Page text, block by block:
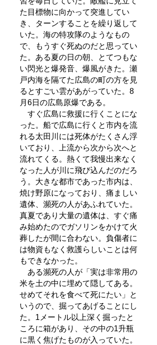
た目標物に向かって突進してい
き、ターンすることを繰り返して
いた。海の特攻隊のようなもの
で、もうすぐ死ぬのだと思ってい
た。ある夏の日の朝、とてつもな
い閃光と爆発音、爆風がきた。瀬
戸内海を隔てた広島の町の方を見
るとすごい雲があがっていた。8
月6日の広島原爆である。
すぐ広島に救援に行くことにな
った。船で広島に行くと市内を流
れる太田川には死体がたくさん浮
いており、上流から次から次へと
流れてくる。熱くて我慢出来なく
なった人が川に飛び込んだのだろ
う。大きな都市であった市内は、
焼け野原になっており、痛ましい
遺体、瀕死の人があふれていた。
真夏であり大量の遺体は、すぐ痛
み始めたのでガソリンをかけて火
葬したが間に合わない。負傷者に
は物資もなく救護らしいことは何
もできなかった。
ある瀕死の人が「実は非常用の
米を土の中に埋めて隠してある。
せめてそれを食べて死にたい」と
いうので、掘ってあげることにし
た。1メートル以上深く掘ったと
ころに箱があり、その中の1升瓶
に黒く焦げたものが入っていた。